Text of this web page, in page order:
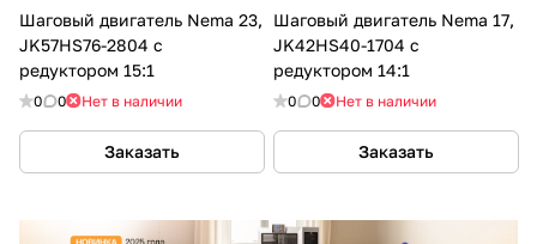
Шаговый двигатель Nema 23,
JK57HS76-2804 с
редуктором 15:1
0 0 Нет в наличии
Заказать
Шаговый двигатель Nema 17,
JK42HS40-1704 с
редуктором 14:1
0 0 Нет в наличии
Заказать